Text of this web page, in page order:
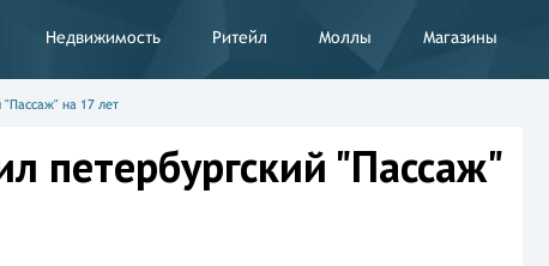
Недвижимость Ритейл Моллы Магазины
"Пассаж" на 17 лет
петербургский "Пассаж"